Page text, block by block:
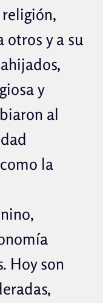
otros y a su
y
al
la
Hoy son